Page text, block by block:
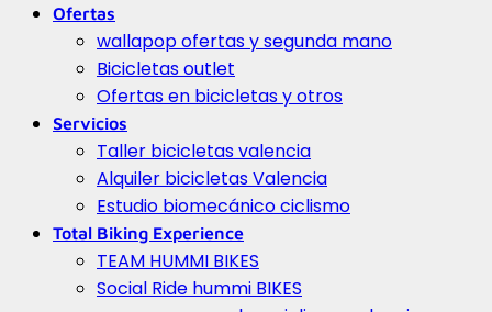
Ofertas
wallapop ofertas y segunda mano
Bicicletas outlet
Ofertas en bicicletas y otros
Servicios
Taller bicicletas valencia
Alquiler bicicletas Valencia
Estudio biomecánico ciclismo
Total Biking Experience
TEAM HUMMI BIKES
Social Ride hummi BIKES